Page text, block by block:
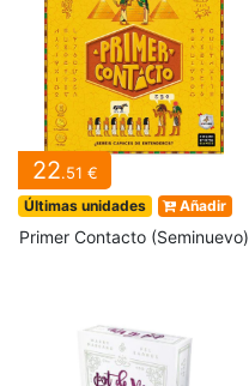
22.51 €
Últimas unidades Añadir
Primer Contacto (Seminuevo)